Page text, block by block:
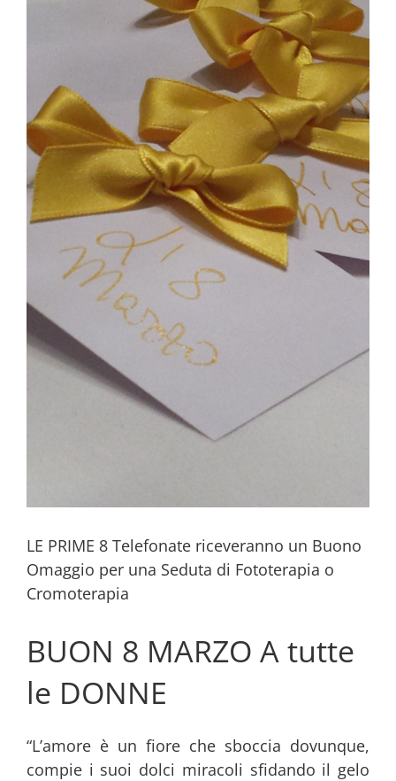
LE PRIME 8 Telefonate riceveranno un Buono
Omaggio per una Seduta di Fototerapia o
Cromoterapia
BUON 8 MARZO A tutte
le DONNE
“L’amore è un fiore che sboccia dovunque,
compie i suoi dolci miracoli sfidando il gelo